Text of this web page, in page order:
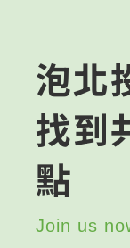
泡北
找到
點
Join us